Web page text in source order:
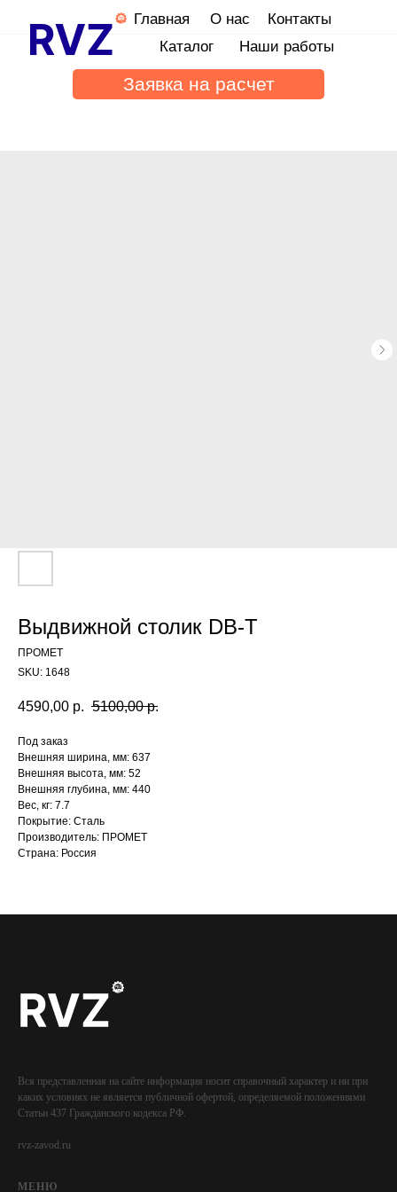
Главная
О нас
Наши работы
Каталог
Контакты
Заявка на расчет
Выдвижной столик DB-T
ПРОМЕТ
SKU: 1648
4590,00 р. 5100,00 р.
Под заказ
Внешняя ширина, мм: 637
Внешняя высота, мм: 52
Внешняя глубина, мм: 440
Вес, кг: 7.7
Покрытие: Сталь
Производитель: ПРОМЕТ
Страна: Россия
Вся представленная на сайте информация носит справочный характер и ни при
каких условиях не является публичной офертой, определяемой положениями
Статьи 437 Гражданского кодекса РФ.
rvz-zavod.ru
МЕНЮ